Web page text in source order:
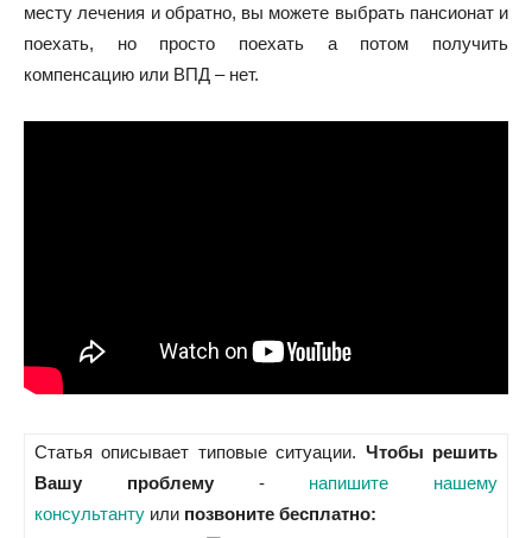
месту лечения и обратно, вы можете выбрать пансионат и
поехать, но просто поехать а потом получить
компенсацию или ВПД – нет.
Статья описывает типовые ситуации. Чтобы решить
Вашу проблему- напишите нашему
консультанту или позвоните бесплатно: